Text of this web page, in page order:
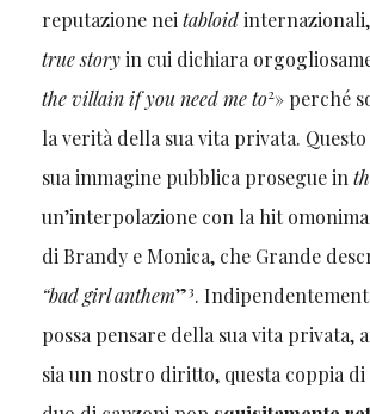
reputazione neitabloid
true storyin cui dichiara
the villain if you need me to2» perché
la verità della sua vita privata.
sua immagine pubblica prosegue in
un’interpolazione con la hit
di Brandy e Monica, che Grande
“bad girl anthem”3.
possa pensare della sua vita privata,
sia un nostro diritto, questa coppia di